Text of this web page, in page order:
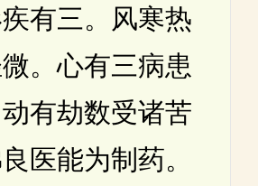
三。风寒热
。心有三病患
有劫数受诸苦
医能为制药。